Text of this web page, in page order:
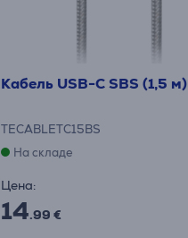
Кабель USB-C SBS (1,5 м)
TECABLETC15BS
На складе
Цена:
14.99 €